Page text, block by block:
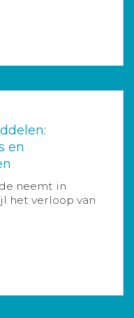
en
neemt in
het verloop van